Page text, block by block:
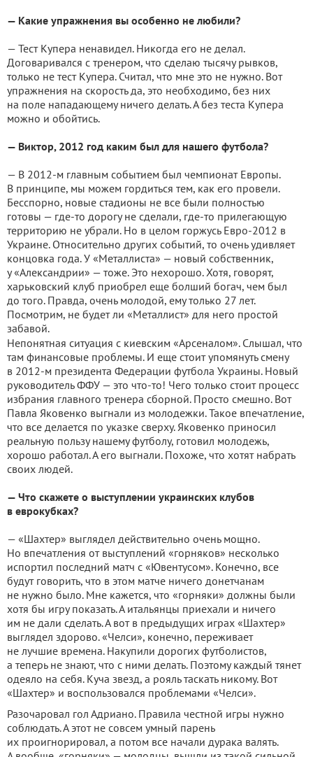
— Какие упражнения вы особенно не любили?
— Тест Купера ненавидел. Никогда его не делал.
Договаривался с тренером, что сделаю тысячу рывков,
только не тест Купера. Считал, что мне это не нужно. Вот
упражнения на скорость да, это необходимо, без них
на поле нападающему ничего делать. А без теста Купера
можно и обойтись.
— Виктор, 2012 год каким был для нашего футбола?
— В 2012-м главным событием был чемпионат Европы.
В принципе, мы можем гордиться тем, как его провели.
Бесспорно, новые стадионы не все были полностью
готовы — где-то дорогу не сделали, где-то прилегающую
территорию не убрали. Но в целом горжусь Евро-2012 в
Украине. Относительно других событий, то очень удивляет
концовка года. У «Металлиста» — новый собственник,
у «Александрии» — тоже. Это нехорошо. Хотя, говорят,
харьковский клуб приобрел еще болший богач, чем был
до того. Правда, очень молодой, ему только 27 лет.
Посмотрим, не будет ли «Металлист» для него простой
забавой.
Непонятная ситуация с киевским «Арсеналом». Слышал, что
там финансовые проблемы. И еще стоит упомянуть смену
в 2012-м президента Федерации футбола Украины. Новый
руководитель ФФУ — это что-то! Чего только стоит процесс
избрания главного тренера сборной. Просто смешно. Вот
Павла Яковенко выгнали из молодежки. Такое впечатление,
что все делается по указке сверху. Яковенко приносил
реальную пользу нашему футболу, готовил молодежь,
хорошо работал. А его выгнали. Похоже, что хотят набрать
своих людей.
— Что скажете о выступлении украинских клубов
в еврокубках?
— «Шахтер» выглядел действительно очень мощно.
Но впечатления от выступлений «горняков» несколько
испортил последний матч с «Ювентусом». Конечно, все
будут говорить, что в этом матче ничего донетчанам
не нужно было. Мне кажется, что «горняки» должны были
хотя бы игру показать. А итальянцы приехали и ничего
им не дали сделать. А вот в предыдущих играх «Шахтер»
выглядел здорово. «Челси», конечно, переживает
не лучшие времена. Накупили дорогих футболистов,
а теперь не знают, что с ними делать. Поэтому каждый тянет
одеяло на себя. Куча звезд, а рояль таскать никому. Вот
«Шахтер» и воспользовался проблемами «Челси».
Разочаровал гол Адриано. Правила честной игры нужно
соблюдать. А этот не совсем умный парень
их проигнорировал, а потом все начали дурака валять.